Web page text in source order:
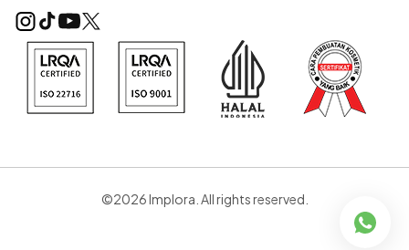
©2026 Implora. All rights reserved.